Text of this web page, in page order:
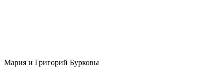
Мария и Григорий Бурковы